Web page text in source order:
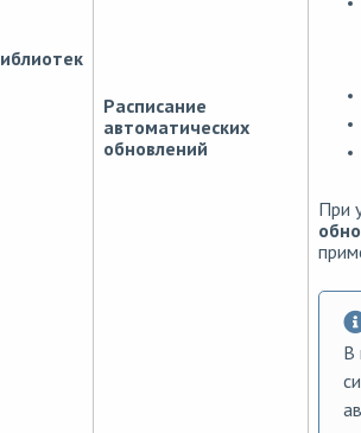
Расписание
автоматических
обновлений
При
В